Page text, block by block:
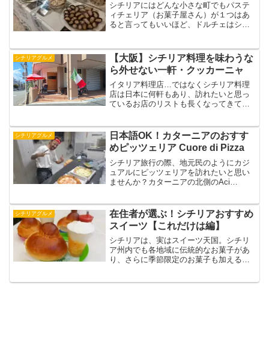
シチリアにはどんな小さな町でもパステ
ィチェリア（お菓子屋さん）が１つはあ
ると言ってもいいほど、ドルチェはシチ
モにもたくさんのパスティチェリアがあ
ります。リモーネ氏約68...
シチリアグルメ
【大阪】シチリア料理を味わうな
ら外せない一軒・クッカーニャ
イタリア料理店…ではなくシチリア料理
店は日本に何軒もあり、訪れたいと思っ
ているお店のリストも長くなってきてい
は語れないという代表的な一軒をご紹介
したいと思います！おそら...
シチリアグルメ
日本語OK！カターニアのおすす
めピッツェリア Cuore di Pizza
シチリア旅行の際、地元民のようにカジ
ュアルにピッツェリアを訪れたいと思い
ませんか？カターニアの北側のAci
ァ）は、地元民御用達でありながら、
特...
シチリアグルメ
在住者が選ぶ！シチリアおすすめ
スイーツ【これだけは編】
シチリアは、実はスイーツ天国。シチリ
ア州内でも各地域に伝統的なお菓子があ
り、さらに季節限定のお菓子も加える